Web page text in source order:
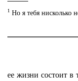
1 Но я тебя нисколько
ее жизни состоит в